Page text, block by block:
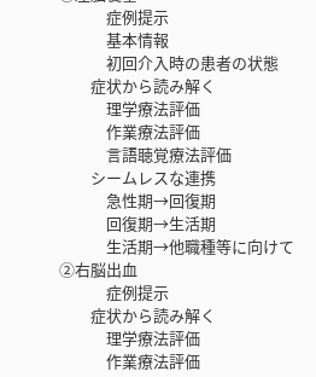
症例提示
基本情報
初回介入時の患者の状態
症状から読み解く
理学療法評価
作業療法評価
言語聴覚療法評価
シームレスな連携
急性期→回復期
回復期→生活期
生活期→他職種等に向けて
②右脳出血
症例提示
症状から読み解く
理学療法評価
作業療法評価